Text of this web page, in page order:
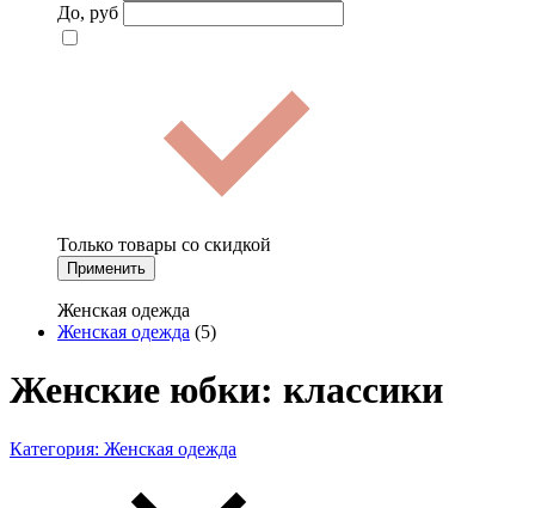
До, руб
Только товары со скидкой
Применить
Женская одежда
Женская одежда (5)
Женские юбки: классики
Категория: Женская одежда